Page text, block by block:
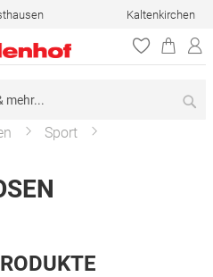
Kaltenkirchen
Sport